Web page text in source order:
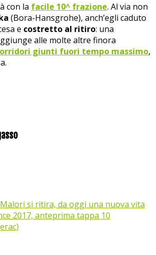
con la facile 10^ frazione. Al via non
(Bora-Hansgrohe), anch’egli caduto
e costretto al ritiro: una
alle molte altre finora
giunti fuori tempo massimo,
si ritira, da oggi una nuova vita
2017, anteprima tappa 10